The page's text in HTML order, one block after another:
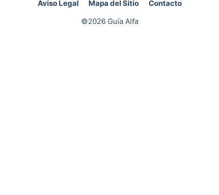
Aviso Legal Mapa del Sitio
Contacto
©2026 Guía Alfa